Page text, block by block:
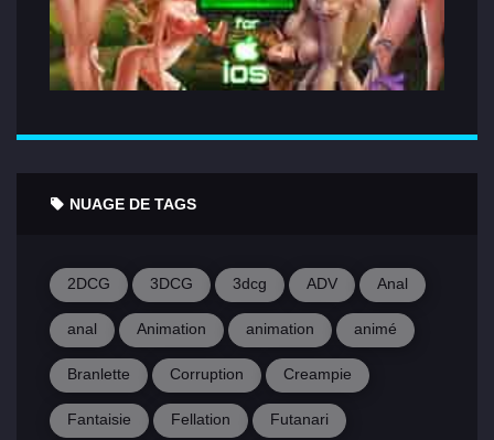
NUAGE DE TAGS
2DCG 3DCG 3dcg ADV Anal
anal Animation animation animé
Branlette Corruption Creampie
Fantaisie Fellation Futanari